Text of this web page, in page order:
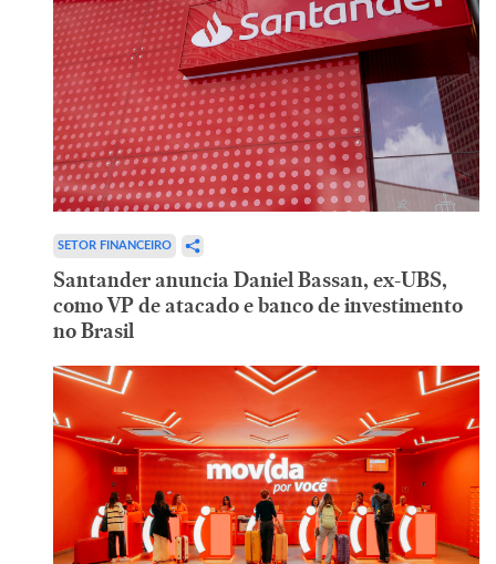
SETOR FINANCEIRO
Santander anuncia Daniel Bassan, ex-UBS,
como VP de atacado e banco de investimento
no Brasil